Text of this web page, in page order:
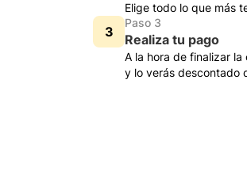
Elige todo lo que más
Paso 3
Realiza tu pago
A la hora de finalizar la
y lo verás descontado